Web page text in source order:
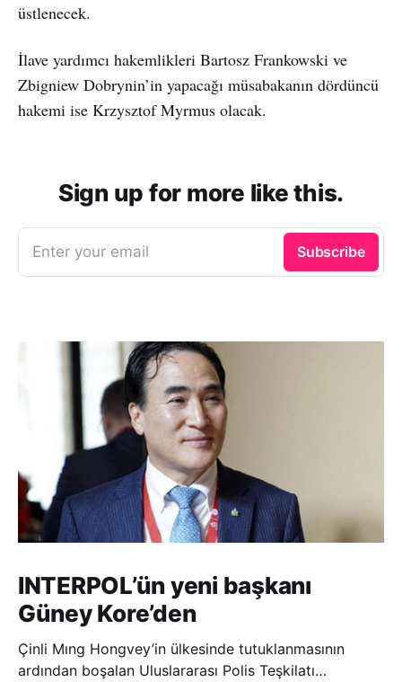
üstlenecek.
İlave yardımcı hakemlikleri Bartosz Frankowski ve
Zbigniew Dobrynin’in yapacağı müsabakanın dördüncü
hakemi ise Krzysztof Myrmus olacak.
Sign up for more like this.
Enter your email Subscribe
INTERPOL’ün yeni başkanı
Güney Kore’den
Çinli Mıng Hongvey’in ülkesinde tutuklanmasının
ardından boşalan Uluslararası Polis Teşkilatı